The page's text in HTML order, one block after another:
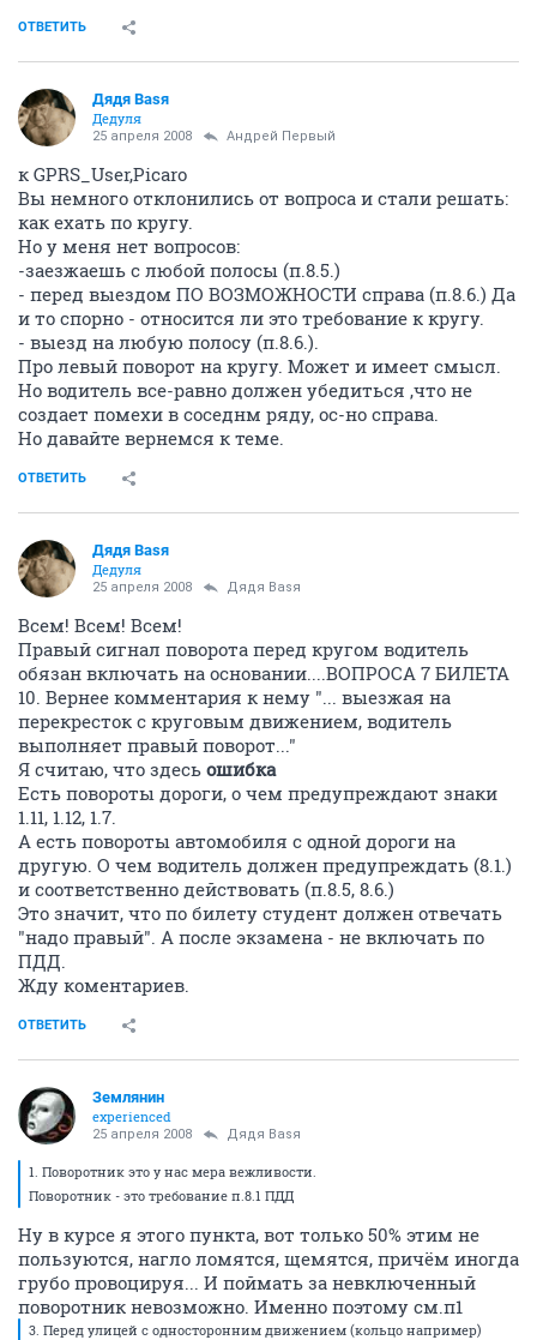
ОТВЕТИТЬ
Дядя Ваsя
Дедуля
25 апреля 2008 Андрей Первый
к GPRS_User,Picaro
Вы немного отклонились от вопроса и стали решать:
как ехать по кругу.
Но у меня нет вопросов:
-заезжаешь с любой полосы (п.8.5.)
- перед выездом ПО ВОЗМОЖНОСТИ справа (п.8.6.) Да
и то спорно - относится ли это требование к кругу.
- выезд на любую полосу (п.8.6.).
Про левый поворот на кругу. Может и имеет смысл.
Но водитель все-равно должен убедиться ,что не
создает помехи в соседнм ряду, ос-но справа.
Но давайте вернемся к теме.
ОТВЕТИТЬ
Дядя Ваsя
Дедуля
25 апреля 2008 Дядя Ваsя
Всем! Всем! Всем!
Правый сигнал поворота перед кругом водитель
обязан включать на основании....ВОПРОСА 7 БИЛЕТА
10. Вернее комментария к нему "... выезжая на
перекресток с круговым движением, водитель
выполняет правый поворот..."
Я считаю, что здесь ошибка
Есть повороты дороги, о чем предупреждают знаки
1.11, 1.12, 1.7.
А есть повороты автомобиля с одной дороги на
другую. О чем водитель должен предупреждать (8.1.)
и соответственно действовать (п.8.5, 8.6.)
Это значит, что по билету студент должен отвечать
"надо правый". А после экзамена - не включать по
ПДД.
Жду коментариев.
ОТВЕТИТЬ
Землянин
experienced
25 апреля 2008 Дядя Ваsя
1. Поворотник это у нас мера вежливости.
Поворотник - это требование п.8.1 ПДД
Ну в курсе я этого пункта, вот только 50% этим не
пользуются, нагло ломятся, щемятся, причём иногда
грубо провоцируя... И поймать за невключенный
поворотник невозможно. Именно поэтому см.п1
3. Перед улицей с односторонним движением (кольцо например)